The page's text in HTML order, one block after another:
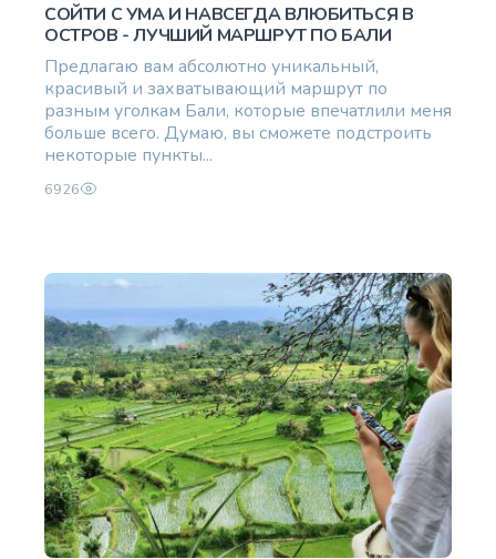
СОЙТИ С УМА И НАВСЕГДА ВЛЮБИТЬСЯ В
ОСТРОВ - ЛУЧШИЙ МАРШРУТ ПО БАЛИ
Предлагаю вам абсолютно уникальный,
красивый и захватывающий маршрут по
разным уголкам Бали, которые впечатлили меня
больше всего. Думаю, вы сможете подстроить
некоторые пункты...
6926